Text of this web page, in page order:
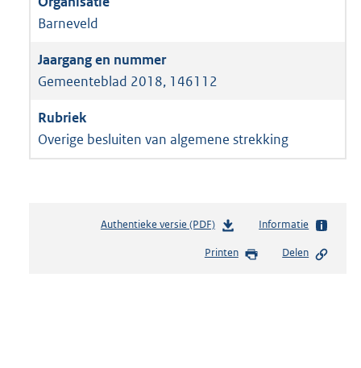
Barneveld
Gemeenteblad 2018, 146112
Overige besluiten van algemene strekking
Authentieke versie (PDF)b
s
Informatie
Printen Delen